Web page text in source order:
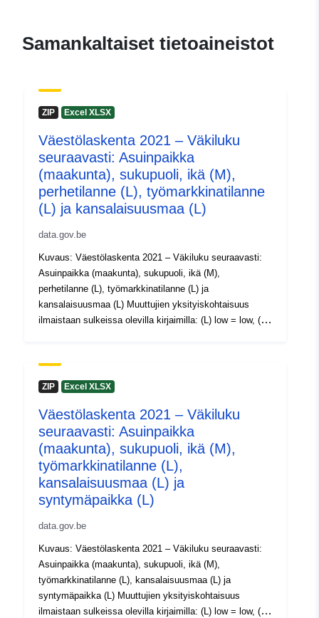
Kotisivu: https://statbel.fgov.be/
mailto:statbel@economie.fgov.be
URL-osoite:
https://statbel.fgov.be/nl
https://statbel.fgov.be/fr
https://statbel.fgov.be/en
Luetteloluetteloa
koskeva rekisteri:
Lisätty dataan.europa.eu:
January 2025
Päivitetty data.europa.eu:
July 2026
Tyyppi:
Tunnisteet: NodeID5633
uriRef: http://data.europa.eu/88u/dataset/
Käyttöoikeudet:
Ajallinen
kattavuus:
01 January 2021
31 December 2021
01 January 2021
Samankaltaiset tietoaineistot
ZIP Excel XLSX
Väestölaskenta 2021 – Väkiluku
seuraavasti: Asuinpaikka
(maakunta), sukupuoli, ikä (M),
perhetilanne (L), työmarkkinatilanne
(L) ja kansalaisuusmaa (L)
data.gov.be
Kuvaus: Väestölaskenta 2021 – Väkiluku seuraavasti:
Asuinpaikka (maakunta), sukupuoli, ikä (M),
perhetilanne (L), työmarkkinatilanne (L) ja
kansalaisuusmaa (L) Muuttujien yksityiskohtaisuus
ilmaistaan sulkeissa olevilla kirjaimilla: (L) low = low, (M)
2017/543, asetus (EY) N:o 763/2008 Lisätietoa, dataa ja
julkaisuja löytyy Väestönlaskenta 2021 -sivuilta.
ZIP Excel XLSX
Väestölaskenta 2021 – Väkiluku
seuraavasti: Asuinpaikka
(maakunta), sukupuoli, ikä (M),
työmarkkinatilanne (L),
kansalaisuusmaa (L) ja
syntymäpaikka (L)
data.gov.be
Kuvaus: Väestölaskenta 2021 – Väkiluku seuraavasti:
Asuinpaikka (maakunta), sukupuoli, ikä (M),
työmarkkinatilanne (L), kansalaisuusmaa (L) ja
syntymäpaikka (L) Muuttujien yksityiskohtaisuus
ilmaistaan sulkeissa olevilla kirjaimilla: (L) low = low, (M)